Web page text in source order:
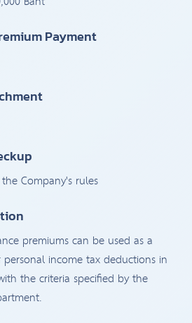
Payment
Company's rules
premiums can be used as a
income tax deductions in
the criteria specified by the